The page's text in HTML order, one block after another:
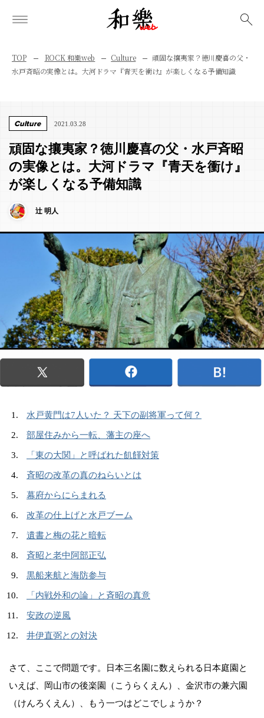
TOP ROCK 和樂web Culture
頑固な攘夷家？徳川慶喜の父・
水戸斉昭の実像とは。大河ドラマ『青天を衝け』が楽しくなる予備知識
Culture 2021.03.28
頑固な攘夷家？徳川慶喜の父・水戸斉昭
の実像とは。大河ドラマ『青天を衝け』
が楽しくなる予備知識
辻 明人
水戸黄門は7人いた？ 天下の副将軍って何？
部屋住みから一転、藩主の座へ
「東の大関」と呼ばれた飢饉対策
斉昭の改革の真のねらいとは
幕府からにらまれる
改革の仕上げと水戸ブーム
遺書と梅の花と暗転
斉昭と老中阿部正弘
黒船来航と海防参与
「内戦外和の論」と斉昭の真意
安政の逆風
井伊直弼との対決
さて、ここで問題です。日本三名園に数えられる日本庭園と
いえば、岡山市の後楽園（こうらくえん）、金沢市の兼六園
（けんろくえん）、もう一つはどこでしょうか？